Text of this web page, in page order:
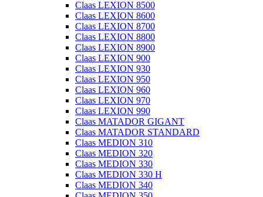
Claas LEXION 8500
Claas LEXION 8600
Claas LEXION 8700
Claas LEXION 8800
Claas LEXION 8900
Claas LEXION 900
Claas LEXION 930
Claas LEXION 950
Claas LEXION 960
Claas LEXION 970
Claas LEXION 990
Claas MATADOR GIGANT
Claas MATADOR STANDARD
Claas MEDION 310
Claas MEDION 320
Claas MEDION 330
Claas MEDION 330 H
Claas MEDION 340